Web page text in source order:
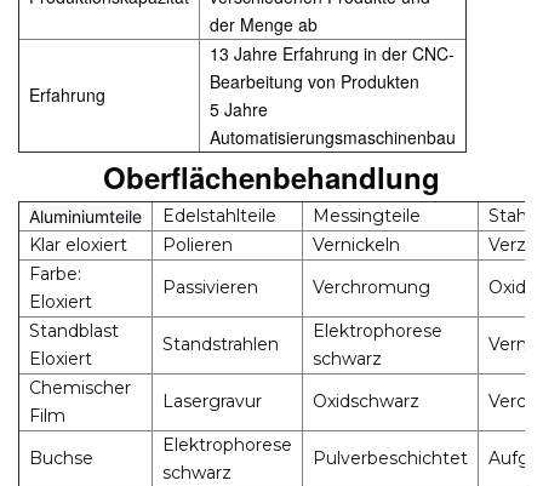
der Menge ab
Erfahrung
13 Jahre Erfahrung in der CNC-
Bearbeitung von Produkten
5 Jahre
Automatisierungsmaschinenbau
Oberflächenbehandlung
Aluminiumteile Edelstahlteile Messingteile
Klar eloxiert
Polieren Vernickeln
Farbe:
Eloxiert
Passivieren Verchromung
Standblast
Eloxiert
Standstrahlen
Elektrophorese
schwarz
Chemischer
Film
Lasergravur Oxidschwarz
Buchse
Elektrophorese
schwarz
Pulverbeschichtet